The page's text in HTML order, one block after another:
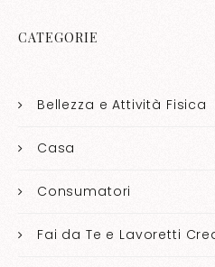
CATEGORIE
Bellezza e Attività Fisica
Casa
Consumatori
Fai da Te e Lavoretti